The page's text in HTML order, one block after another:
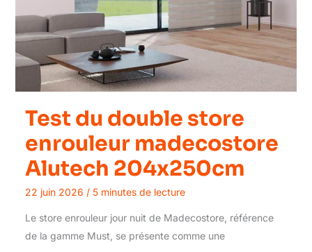
Test du double store
enrouleur madecostore
Alutech 204x250cm
22 juin 2026 / 5 minutes de lecture
Le store enrouleur jour nuit de Madecostore, référence
de la gamme Must, se présente comme une